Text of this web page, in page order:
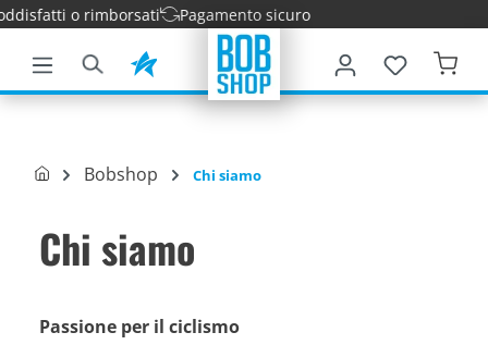
principale
o rimborsati Pagamento sicuro
Bobshop Chi siamo
Chi siamo
Passione per il ciclismo